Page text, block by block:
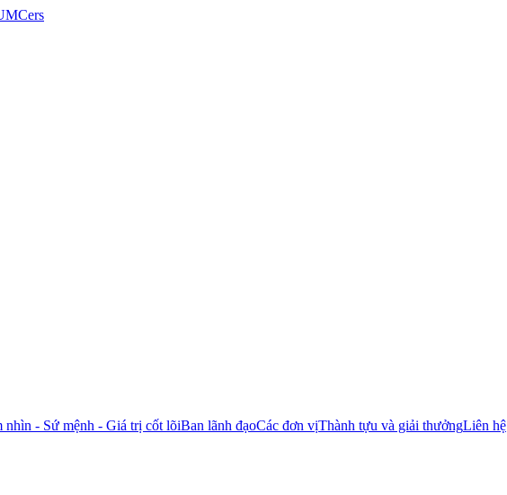
nhìn - Sứ mệnh - Giá trị cốt lõiBan lãnh đạoCác đơn vịThành tựu và giải thưởngLiên hệ